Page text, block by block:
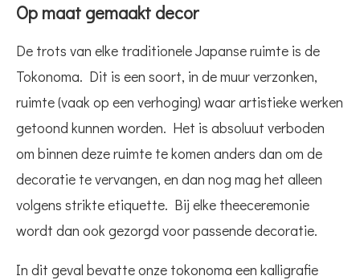
Op maat gemaakt decor
De trots van elke traditionele Japanse ruimte is de
Tokonoma. Dit is een soort, in de muur verzonken,
ruimte (vaak op een verhoging) waar artistieke werken
getoond kunnen worden. Het is absoluut verboden
om binnen deze ruimte te komen anders dan om de
decoratie te vervangen, en dan nog mag het alleen
volgens strikte etiquette. Bij elke theeceremonie
wordt dan ook gezorgd voor passende decoratie.
In dit geval bevatte onze tokonoma een kalligrafie